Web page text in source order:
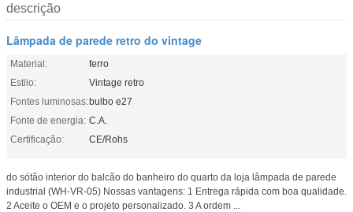
descrição
Lâmpada de parede retro do vintage
Material:
ferro
Estilo:
Vintage retro
Fontes luminosas:bulbo e27
Fonte de energia: C.A.
Certificação:
CE/Rohs
do sótão interior do balcão do banheiro do quarto da loja lâmpada de parede
industrial (WH-VR-05) Nossas vantagens: 1 Entrega rápida com boa qualidade.
2 Aceite o OEM e o projeto personalizado. 3 A ordem ...